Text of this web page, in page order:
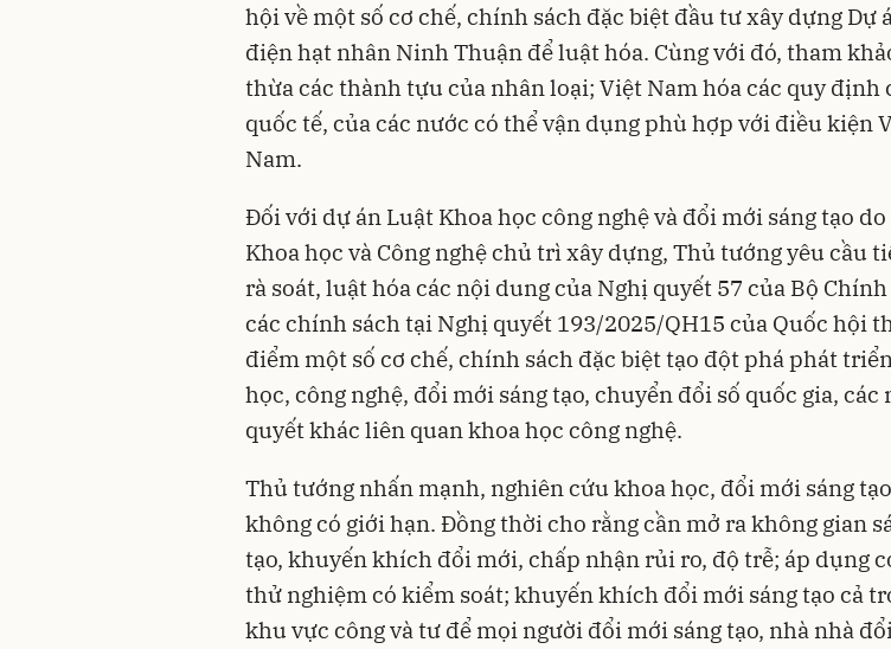
hội về một số cơ chế, chính sách đặc biệt đầu tư xây dựng Dự
điện hạt nhân Ninh Thuận để luật hóa. Cùng với đó, tham
thừa các thành tựu của nhân loại; Việt Nam hóa các quy định
quốc tế, của các nước có thể vận dụng phù hợp với điều kiện
Nam.
Đối với dự án Luật Khoa học công nghệ và đổi mới sáng tạo do
Khoa học và Công nghệ chủ trì xây dựng, Thủ tướng yêu cầu
rà soát, luật hóa các nội dung của Nghị quyết 57 của Bộ
các chính sách tại Nghị quyết 193/2025/QH15 của Quốc hội
điểm một số cơ chế, chính sách đặc biệt tạo đột phá phát
học, công nghệ, đổi mới sáng tạo, chuyển đổi số quốc gia, các
quyết khác liên quan khoa học công nghệ.
Thủ tướng nhấn mạnh, nghiên cứu khoa học, đổi mới sáng tạo
không có giới hạn. Đồng thời cho rằng cần mở ra không gian
tạo, khuyến khích đổi mới, chấp nhận rủi ro, độ trễ; áp dụng
thử nghiệm có kiểm soát; khuyến khích đổi mới sáng tạo cả
khu vực công và tư để mọi người đổi mới sáng tạo, nhà nhà